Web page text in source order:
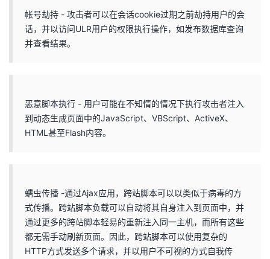
帐号劫持 - 攻击者可以在会话cookie过期之前劫持用户的会
话，并以访问ULR用户的权限执行操作，如发布数据库查询
并查看结果。
恶意脚本执行 - 用户可能在不知情的情况下执行攻击者注入
到动态生成页面中的JavaScript、VBScript、ActiveX、
HTML甚至Flash内容。
蠕虫传播 -通过Ajax应用，跨站脚本可以以类似于病毒的方
式传播。跨站脚本负载可以自动将其自身注入到页面中，并
通过更多的跨站脚本轻易的重新注入同一主机，而所有这些
都无需手动刷新页面。因此，跨站脚本可以使用复杂的
HTTP方式发送多个请求，并以用户不可视的方式自我传